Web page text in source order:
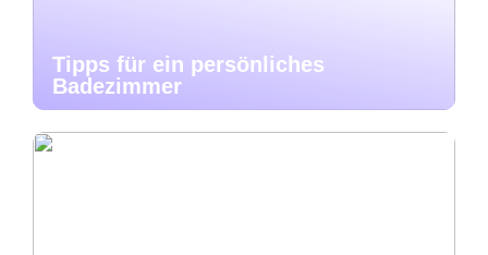
Tipps für ein persönliches
Badezimmer